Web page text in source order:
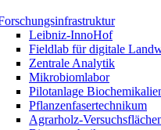
Leibniz-InnoHof
Fieldlab für digitale
Zentrale Analytik
Mikrobiomlabor
Pilotanlage
Pflanzenfasertechnikum
Agrarholz-